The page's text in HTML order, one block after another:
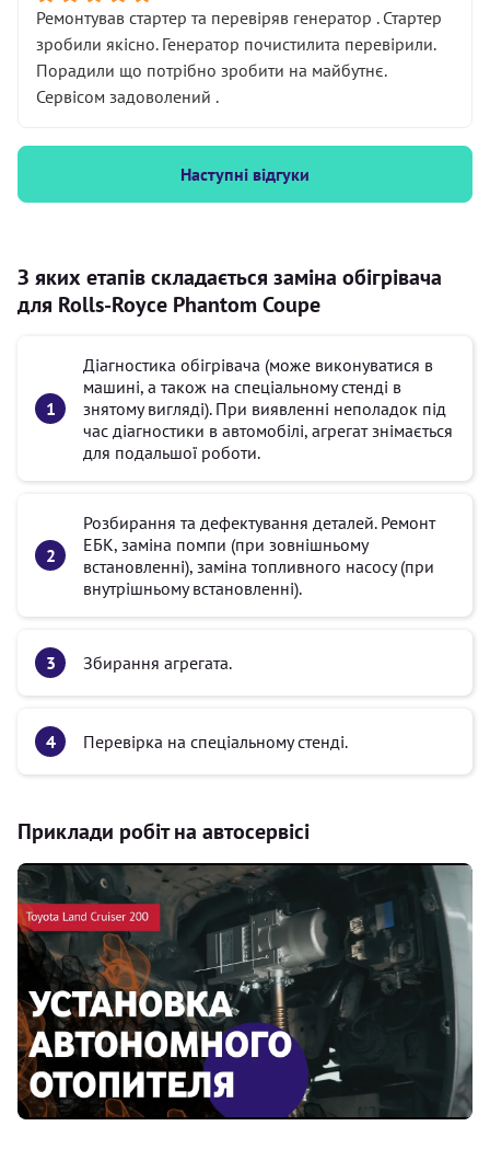
Ремонтував стартер та перевіряв генератор . Стартер
зробили якісно. Генератор почистилита перевірили.
Порадили що потрібно зробити на майбутнє.
Сервісом задоволений .
Наступні відгуки
З яких етапів складається заміна обігрівача
для Rolls-Royce Phantom Coupe
Діагностика обігрівача (може виконуватися в
машині, а також на спеціальному стенді в
знятому вигляді). При виявленні неполадок під
час діагностики в автомобілі, агрегат знімається
для подальшої роботи.
Розбирання та дефектування деталей. Ремонт
ЕБК, заміна помпи (при зовнішньому
встановленні), заміна топливного насосу (при
внутрішньому встановленні).
Збирання агрегата.
Перевірка на спеціальному стенді.
Приклади робіт на автосервісі